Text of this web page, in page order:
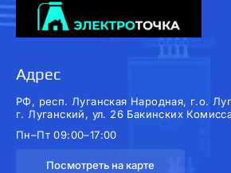
Адрес
РФ, респ. Луганская Народная, г.о.
г. Луганский, ул. 26 Бакинских
Пн–Пт 09:00–17:00
Посмотреть на карте